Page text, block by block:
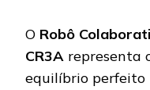
O Robô
CR3A representa
equilíbrio perfeito